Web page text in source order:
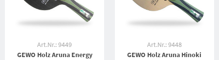
Art.Nr.: 9449
GEWO Holz Aruna Energy
Art.Nr.: 9448
GEWO Holz Aruna Hinoki